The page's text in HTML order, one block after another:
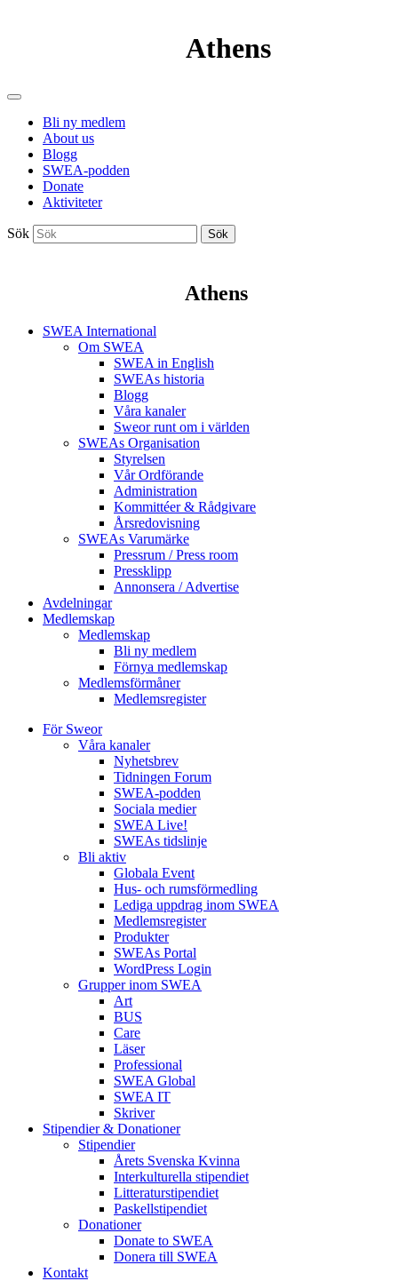
Athens
Bli ny medlem
About us
Blogg
SWEA-podden
Donate
Aktiviteter
Sök Sök
Athens
SWEA International
Om SWEA
SWEA in English
SWEAs historia
Blogg
Våra kanaler
Sweor runt om i världen
SWEAs Organisation
Styrelsen
Vår Ordförande
Administration
Kommittéer & Rådgivare
Årsredovisning
SWEAs Varumärke
Pressrum / Press room
Pressklipp
Annonsera / Advertise
Avdelningar
Medlemskap
Medlemskap
Bli ny medlem
Förnya medlemskap
Medlemsförmåner
Medlemsregister
För Sweor
Våra kanaler
Nyhetsbrev
Tidningen Forum
SWEA-podden
Sociala medier
SWEA Live!
SWEAs tidslinje
Bli aktiv
Globala Event
Hus- och rumsförmedling
Lediga uppdrag inom SWEA
Medlemsregister
Produkter
SWEAs Portal
WordPress Login
Grupper inom SWEA
Art
BUS
Care
Läser
Professional
SWEA Global
SWEA IT
Skriver
Stipendier & Donationer
Stipendier
Årets Svenska Kvinna
Interkulturella stipendiet
Litteraturstipendiet
Paskellstipendiet
Donationer
Donate to SWEA
Donera till SWEA
Kontakt